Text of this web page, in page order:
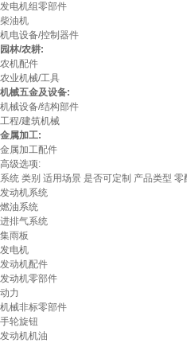
发电机组零部件
柴油机
机电设备/控制器件
园林/农耕:
农机配件
农业机械/工具
机械五金及设备:
机械设备/结构部件
工程/建筑机械
金属加工:
金属加工配件
高级选项:
系统 类别 适用场景 是否可定制 产品类型 零
发动机系统
燃油系统
进排气系统
集雨板
发电机
发动机配件
发动机零部件
动力
机械非标零部件
手轮旋钮
发动机机油